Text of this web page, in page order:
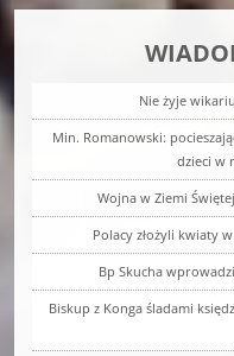
Nie żyje
Min. Romanowski:
dzieci w
Wojna w Ziemi
Polacy złożyli kwiaty
Bp Skucha
Biskup z Konga śladami